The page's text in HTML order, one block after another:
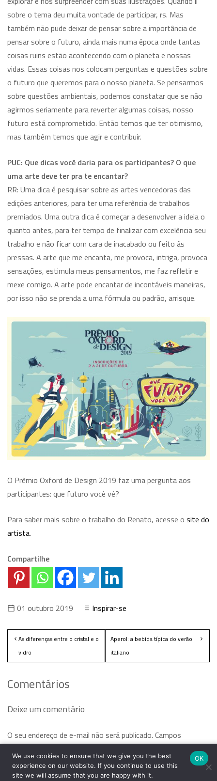
sobre o tema deu muita vontade de participar, rs. Mas
também não pude deixar de pensar sobre a importância de
pensar sobre o futuro, ainda mais numa época onde tantas
coisas ruins estão acontecendo com o planeta e nossas
vidas. Essas coisas nos colocam perguntas e questões sobre
o futuro que queremos para o nosso planeta. Se pensarmos
sobre questões ambientais, podemos constatar que se não
agirmos seriamente para reverter algumas coisas, nosso
futuro está comprometido. Então temos que ter otimismo,
mas também temos que agir e contribuir.
PUC: Que dicas você daria para os participantes? O que
uma arte deve ter pra te encantar?
RR: Uma dica é pesquisar sobre as artes vencedoras das
edições anteriores, para ter uma referência de trabalhos
premiados. Uma outra dica é começar a desenvolver a ideia o
quanto antes, para ter tempo de finalizar com excelência seu
trabalho e não ficar com cara de inacabado ou feito às
pressas. A arte que me encanta, me provoca, intriga, provoca
sensações, estimula meus pensamentos, me faz refletir e
mexe comigo. A arte pode encantar de incontáveis maneiras,
por isso não se prenda a uma fórmula ou padrão, arrisque.
O Prêmio Oxford de Design 2019 faz uma pergunta aos
participantes: que futuro você vê?
Para saber mais sobre o trabalho do Renato, acesse o site do
artista.
Compartilhe
01 outubro 2019 Inspirar-se
As diferenças entre o cristal e o
vidro
Aperol: a bebida típica do verão
italiano
Comentários
Deixe um comentário
O seu endereço de e-mail não será publicado. Campos
Comentário *
We use cookies to ensure that we give you the best
experience on our website. If you continue to use this
site we will assume that you are happy with it.
OK